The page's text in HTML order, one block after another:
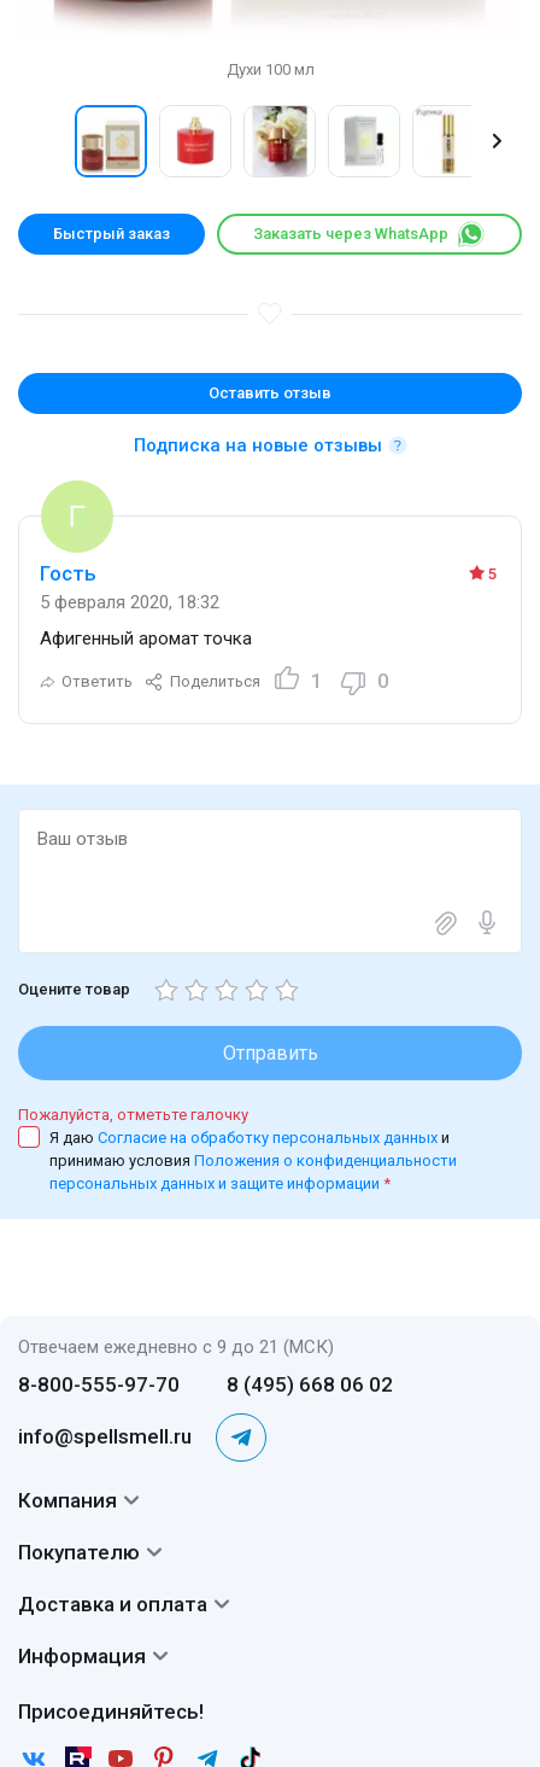
Духи 100 мл
Быстрый заказ Заказать через WhatsApp
Оставить отзыв
Подписка на новые отзывы
5
Гость
5 февраля 2020, 18:32
Афигенный аромат точка
Ответить Поделиться 1 0
Оцените товар
Отправить
Пожалуйста, отметьте галочку
Я даю Согласие на обработку персональных данных и
принимаю условия Положения о конфиденциальности
персональных данных и защите информации *
Отвечаем ежедневно с 9 до 21 (МСК)
8-800-555-97-70 8 (495) 668 06 02
info@spellsmell.ru
Присоединяйтесь!
Компания
Авторы
Сертификаты
Покупателю
Вопросы и ответы
Отзывы
Доставка и оплата
Доставка
Возврат
Информация